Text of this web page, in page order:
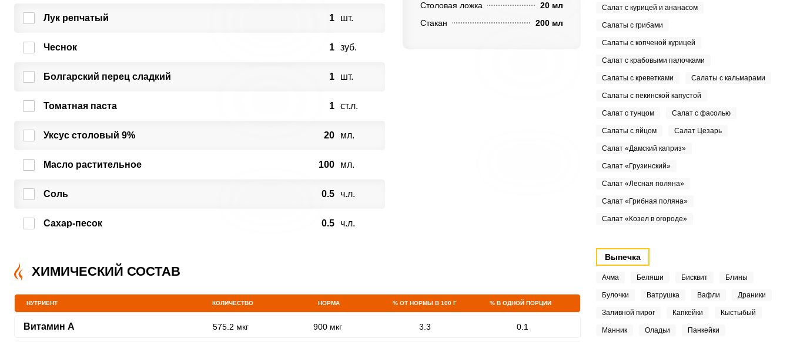
Лук репчатый 1 шт.
Чеснок 1 зуб.
Болгарский перец сладкий 1 шт.
Томатная паста 1 ст.л.
Уксус столовый 9% 20 мл.
Масло растительное 100 мл.
Соль 0.5 ч.л.
Сахар-песок 0.5 ч.л.
Столовая ложка
20 мл
Стакан
200 мл
ХИМИЧЕСКИЙ СОСТАВ
НУТРИЕНТ КОЛИЧЕСТВО НОРМА % ОТ НОРМЫ В 100 Г % В ОДНОЙ ПОРЦИИ
Витамин A 575.2 мкг 900 мкг 3.3 0.1
Салат с курицей и ананасом
Салаты с грибами
Салаты с копченой курицей
Салат с крабовыми палочками
Салаты с креветками Салаты с кальмарами
Салаты с пекинской капустой
Салат с тунцом Салат с фасолью
Салаты с яйцом Салат Цезарь
Салат «Дамский каприз»
Салат «Грузинский»
Салат «Лесная поляна»
Салат «Грибная поляна»
Салат «Козел в огороде»
Выпечка
Ачма Беляши Бисквит Блины
Булочки Ватрушка Вафли Драники
Заливной пирог Капкейки Кыстыбый
Манник Оладьи Панкейки